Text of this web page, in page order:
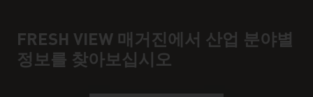
FRESH VIEW 매거진에서 산업 분야별
정보를 찾아보십시오